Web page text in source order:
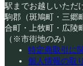
駅までお越しいただ
駒郡（斑鳩町・三郷
合町・上牧町・広陵
（※市街地のみ）
特定商取引に
個人情報の取